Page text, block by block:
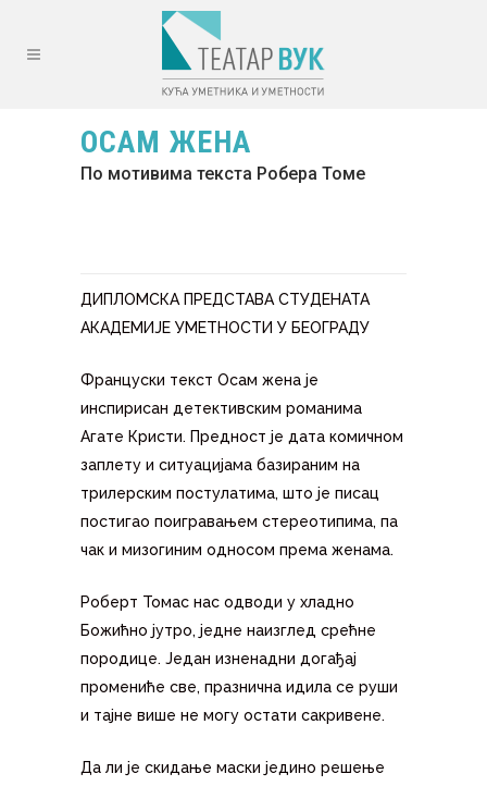
ОСАМ ЖЕНА
По мотивима текста Робера Томе
ДИПЛОМСКА ПРЕДСТАВА СТУДЕНАТА
АКАДЕМИЈЕ УМЕТНОСТИ У БЕОГРАДУ
Француски текст Осам жена је
инспирисан детективским романима
Агате Кристи. Предност је дата комичном
заплету и ситуацијама базираним на
трилерским постулатима, што је писац
постигао поигравањем стереотипима, па
чак и мизогиним односом према женама.
Роберт Томас нас одводи у хладно
Божићно јутро, једне наизглед срећне
породице. Један изненадни догађај
промениће све, празнична идила се руши
и тајне више не могу остати сакривене.
Да ли је скидање маски једино решење